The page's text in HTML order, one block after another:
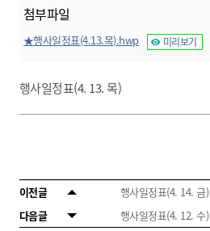
첨부파일
★행사일정표(4.13.목).hwp 미리보기
행사일정표(4. 13. 목)
이전글
행사일정표(4. 14. 금)
다음글
행사일정표(4. 12. 수)